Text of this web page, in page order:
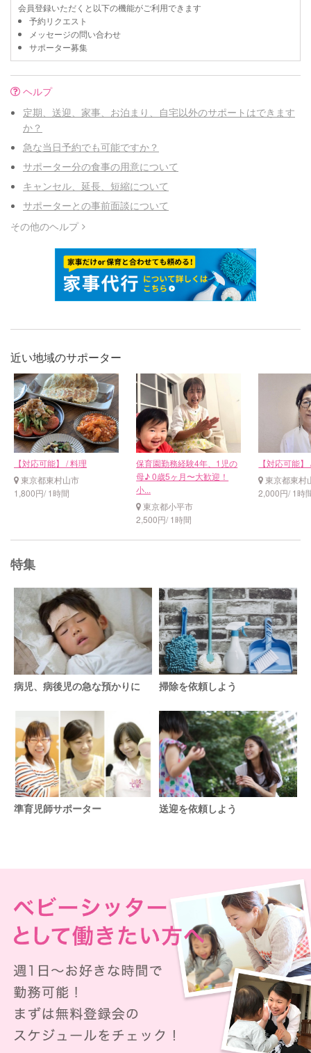
会員登録いただくと以下の機能がご利用できます
予約リクエスト
メッセージの問い合わせ
サポーター募集
ヘルプ
定期、送迎、家事、お泊まり、自宅以外のサポートはできます
か？
急な当日予約でも可能ですか？
サポーター分の食事の用意について
キャンセル、延長、短縮について
サポーターとの事前面談について
その他のヘルプ
近い地域のサポーター
【対応可能】 / 料理
東京都東村山市
1,800円/ 1時間
保育園勤務経験4年、1児の
母♪ 0歳5ヶ月〜大歓迎！
小...
東京都小平市
2,500円/ 1時間
【対応可能
東京都東村
2,000円/ 1時
特集
病児、病後児の急な預かりに 掃除を依頼しよう
準育児師サポーター 送迎を依頼しよう